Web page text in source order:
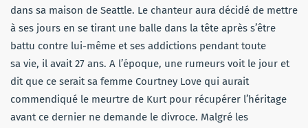
dans sa maison de Seattle. Le chanteur aura décidé de mettre
à ses jours en se tirant une balle dans la tête après s’être
battu contre lui-même et ses addictions pendant toute
sa vie, il avait 27 ans. A l’époque, une rumeurs voit le jour et
dit que ce serait sa femme Courtney Love qui aurait
commendiqué le meurtre de Kurt pour récupérer l’héritage
avant ce dernier ne demande le divroce. Malgré les